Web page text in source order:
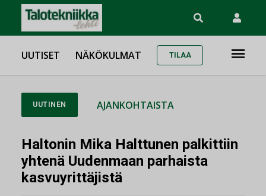
UUTISET NÄKÖKULMAT TILAA
UUTINEN AJANKOHTAISTA
Haltonin Mika Halttunen palkittiin
yhtenä Uudenmaan parhaista
kasvuyrittäjistä